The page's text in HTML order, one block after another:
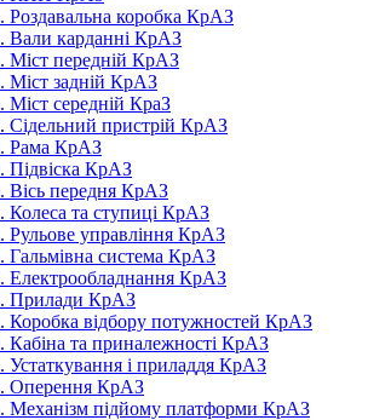
Роздавальна коробка КрАЗ
Вали карданні КрАЗ
Міст передній КрАЗ
Міст задній КрАЗ
Міст середній КраЗ
Сідельний пристрій КрАЗ
Рама КрАЗ
Підвіска КрАЗ
Вісь передня КрАЗ
Колеса та ступиці КрАЗ
Рульове управління КрАЗ
Гальмівна система КрАЗ
Електрообладнання КрАЗ
Прилади КрАЗ
Коробка відбору потужностей КрАЗ
Кабіна та приналежності КрАЗ
Устаткування і приладдя КрАЗ
Оперення КрАЗ
Механізм підйому платформи КрАЗ